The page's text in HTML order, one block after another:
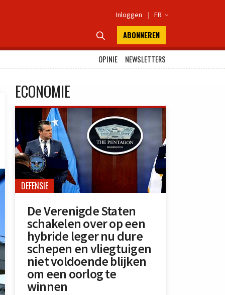
Inloggen | FR 
 ABONNEREN
OPINIE
NEWSLETTERS
ECONOMIE
DEFENSIE
De Verenigde Staten
schakelen over op een
hybride leger nu dure
schepen en vliegtuigen
niet voldoende blijken
om een oorlog te
winnen